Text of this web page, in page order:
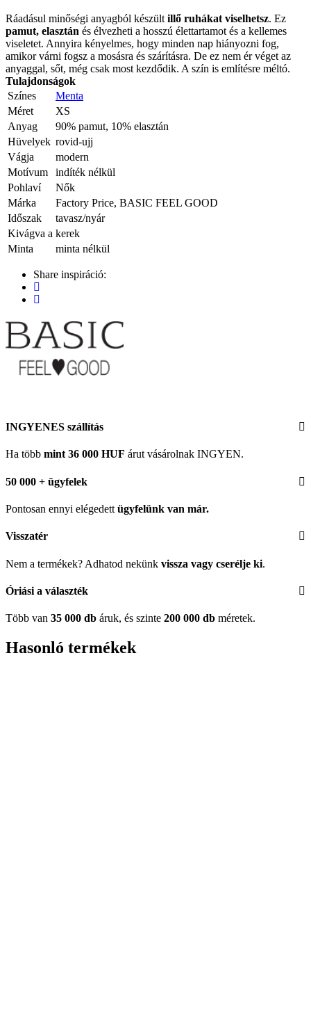
Ráadásul minőségi anyagból készült illő ruhákat viselhetsz. Ez
pamut, elasztán és élvezheti a hosszú élettartamot és a kellemes
viseletet. Annyira kényelmes, hogy minden nap hiányozni fog,
amikor várni fogsz a mosásra és szárításra. De ez nem ér véget az
anyaggal, sőt, még csak most kezdődik. A szín is említésre méltó.
Tulajdonságok
Színes
Menta
Méret
XS
Anyag
90% pamut, 10% elasztán
Hüvelyek rovid-ujj
Vágja
modern
Motívum
indíték nélkül
Pohlaví
Nők
Márka
Factory Price, BASIC FEEL GOOD
Időszak
tavasz/nyár
Kivágva a kerek
Minta
minta nélkül
Share inspiráció:
INGYENES szállítás
Ha több mint 36 000 HUF árut vásárolnak INGYEN.
50 000 + ügyfelek
Pontosan ennyi elégedett ügyfelünk van már.
Visszatér
Nem a termékek? Adhatod nekünk vissza vagy cserélje ki.
Óriási a választék
Több van 35 000 db áruk, és szinte 200 000 db méretek.
Hasonló termékek